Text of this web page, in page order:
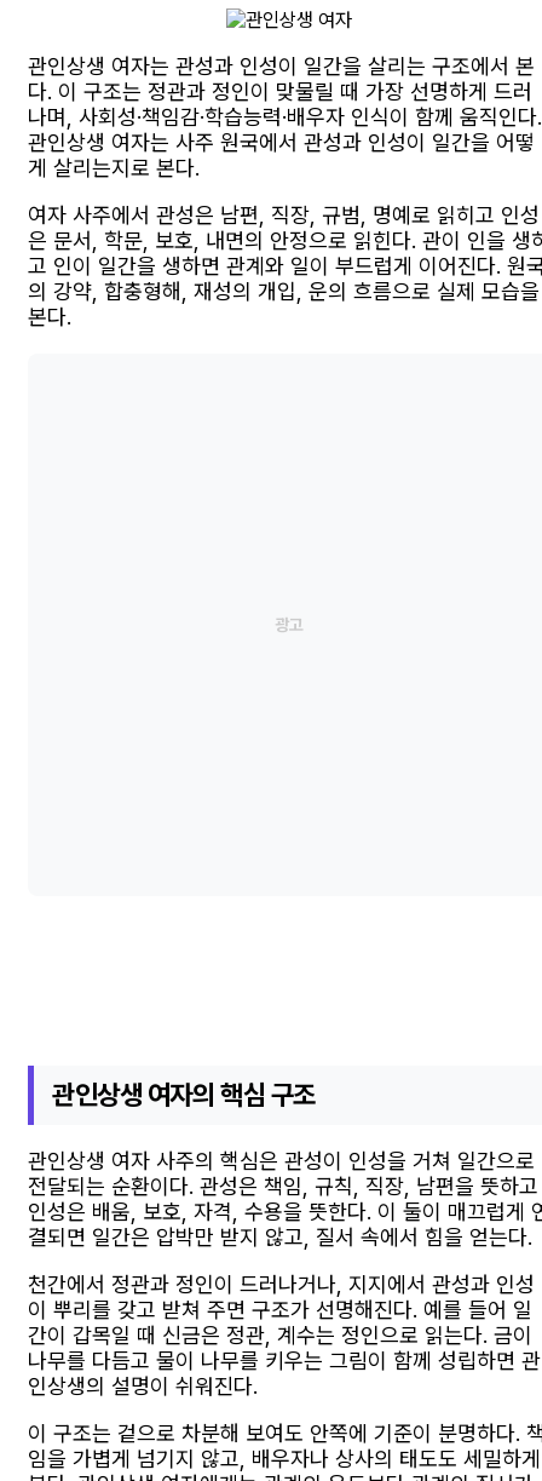
관인상생 여자는 관성과 인성이 일간을 살리는 구조에서 본
다. 이 구조는 정관과 정인이 맞물릴 때 가장 선명하게 드러
나며, 사회성·책임감·학습능력·배우자 인식이 함께 움직인다.
관인상생 여자는 사주 원국에서 관성과 인성이 일간을 어떻
게 살리는지로 본다.
여자 사주에서 관성은 남편, 직장, 규범, 명예로 읽히고 인성
은 문서, 학문, 보호, 내면의 안정으로 읽힌다. 관이 인을 생
고 인이 일간을 생하면 관계와 일이 부드럽게 이어진다. 원
의 강약, 합충형해, 재성의 개입, 운의 흐름으로 실제 모습을
본다.
관인상생 여자의 핵심 구조
관인상생 여자 사주의 핵심은 관성이 인성을 거쳐 일간으로
전달되는 순환이다. 관성은 책임, 규칙, 직장, 남편을 뜻하고
인성은 배움, 보호, 자격, 수용을 뜻한다. 이 둘이 매끄럽게
결되면 일간은 압박만 받지 않고, 질서 속에서 힘을 얻는다.
천간에서 정관과 정인이 드러나거나, 지지에서 관성과 인성
이 뿌리를 갖고 받쳐 주면 구조가 선명해진다. 예를 들어 일
간이 갑목일 때 신금은 정관, 계수는 정인으로 읽는다. 금이
나무를 다듬고 물이 나무를 키우는 그림이 함께 성립하면 관
인상생의 설명이 쉬워진다.
이 구조는 겉으로 차분해 보여도 안쪽에 기준이 분명하다.
임을 가볍게 넘기지 않고, 배우자나 상사의 태도도 세밀하게